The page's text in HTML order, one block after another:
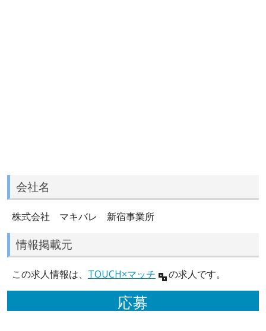
会社名
株式会社 マキバレ 新宿事業所
情報掲載元
この求人情報は、 TOUCH×マッチ の求人です。
応募